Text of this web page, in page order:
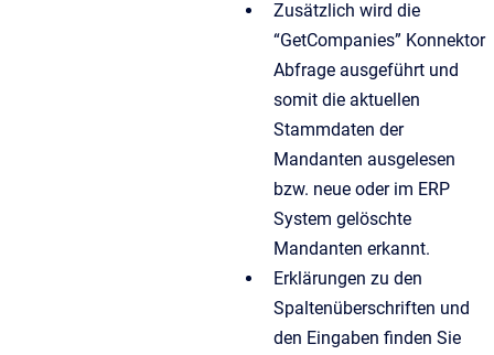
Zusätzlich wird die
“GetCompanies” Konnektor
Abfrage ausgeführt und
somit die aktuellen
Stammdaten der
Mandanten ausgelesen
bzw. neue oder im ERP
System gelöschte
Mandanten erkannt.
Erklärungen zu den
Spaltenüberschriften und
den Eingaben finden Sie